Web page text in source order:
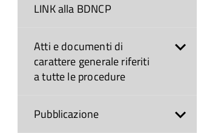
LINK alla BDNCP
Atti e documenti di
carattere generale riferiti
a tutte le procedure
Pubblicazione